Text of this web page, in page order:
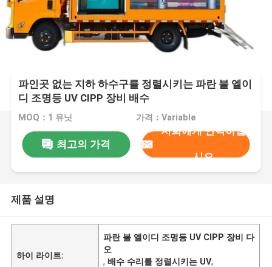
파인곳 없는 지하 하수구를 정렬시키는 파란 불 엘이
디 조명등 UV CIPP 장비 배수
MOQ：1 유닛 가격：Variable
최고의 가격
저희에게 연락하십
시오
제품 설명
하이 라이트:
파란 불 엘이디 조명등 UV CIPP 장비 다
오
,배수 수리를 정렬시키는 UV,